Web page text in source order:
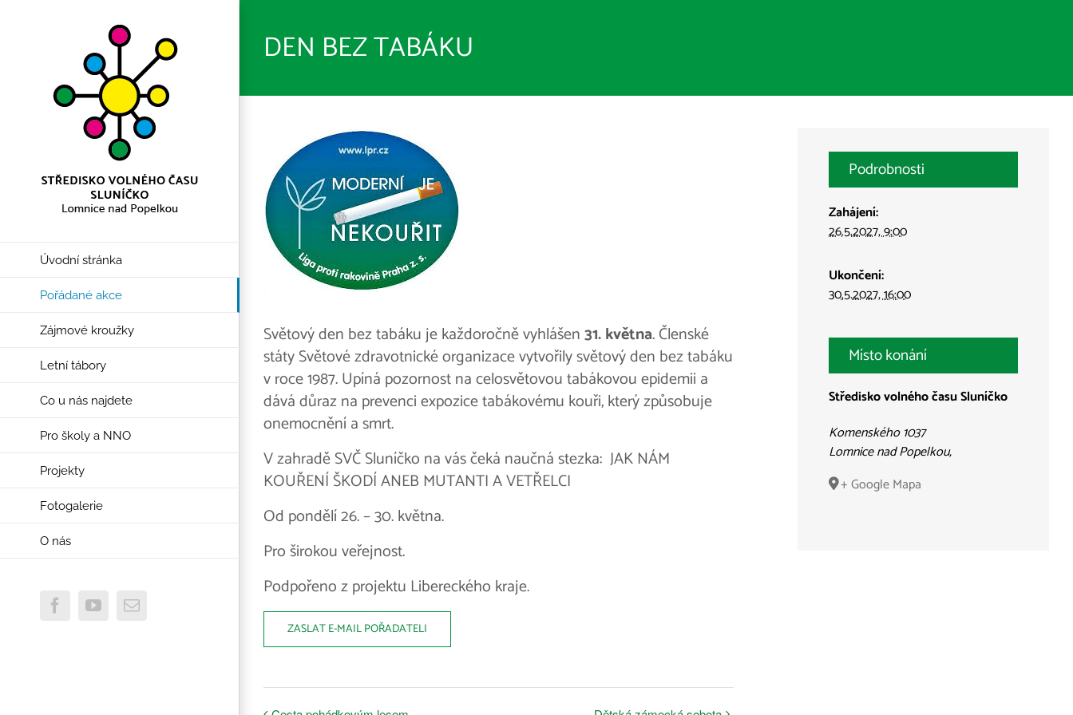
Úvodní stránka
Pořádané akce
Zájmové kroužky
Letní tábory
Co u nás najdete
Pro školy a NNO
Projekty
Fotogalerie
O nás
FacebookYouTube
E-
DEN BEZ TABÁKU
Světový den bez tabáku je každoročně vyhlášen31.května. Členské
státy Světové zdravotnické organizace vytvořily světový den bez tabáku
v roce 1987. Upíná pozornost na celosvětovou tabákovou epidemii a
dává důraz na prevenci expozice tabákovému kouři, který způsobuje
onemocnění a smrt.
V zahradě SVČ Sluníčko na vás čeká naučná stezka: JAK NÁM
KOUŘENÍ ŠKODÍ ANEB MUTANTI A VETŘELCI
Od pondělí 26. – 30. května.
Pro širokou veřejnost.
Podpořeno z projektu Libereckého kraje.
ZASLAT E-MAIL POŘADATELI
Podrobnosti
Zahájení:
26.5.2027, 9:00
Ukončení:
30.5.2027, 16:00
Místo konání
Středisko volného času Sluníčko
Komenského 1037
Lomnice nad Popelkou,
+ Google Mapa